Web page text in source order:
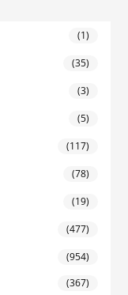
(1)
(35)
(3)
(5)
(117)
(78)
(19)
(477)
(954)
(367)